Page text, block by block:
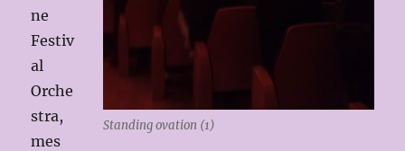
Standing ovation (1)
ne
Festiv
al
Orche
stra,
mes